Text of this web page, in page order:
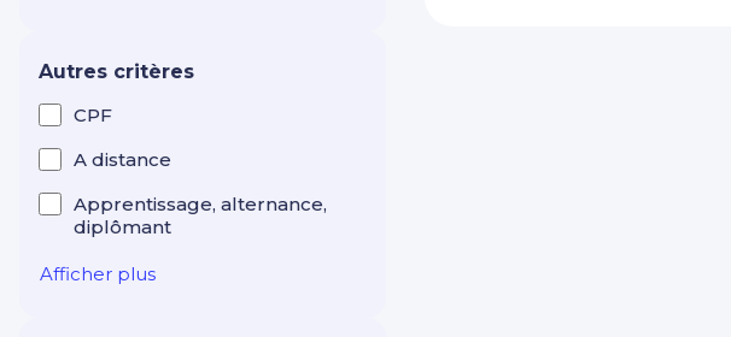
Marketing et
Autres critères
CPF
A distance
Apprentissage, alternance,
diplômant
Afficher plus